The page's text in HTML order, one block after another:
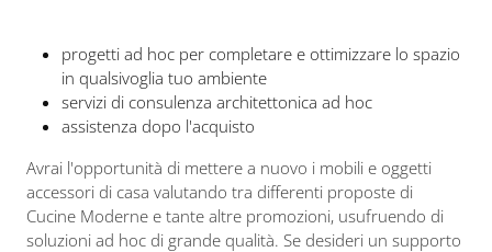
progetti ad hoc per completare e ottimizzare lo spazio
in qualsivoglia tuo ambiente
servizi di consulenza architettonica ad hoc
assistenza dopo l'acquisto
Avrai l'opportunità di mettere a nuovo i mobili e oggetti
accessori di casa valutando tra differenti proposte di
Cucine Moderne e tante altre promozioni, usufruendo di
soluzioni ad hoc di grande qualità. Se desideri un supporto